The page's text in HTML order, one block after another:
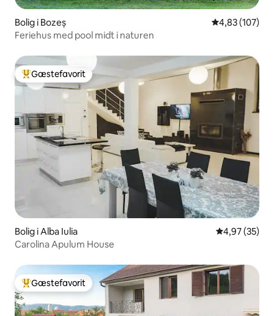
Bolig i Bozeș 4,83 ud af 5 i
4,83 (107)
Feriehus med pool midt i naturen
Bedste gæstefavorit
Gæstefavorit
Bolig i Alba Iulia 4,97 ud af 5 i
4,97 (35)
Carolina Apulum House
Bedste gæstefavorit
Gæstefavorit